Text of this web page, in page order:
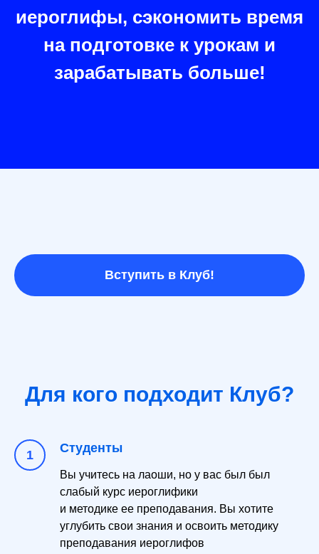
иероглифы, сэкономить время
на подготовке к урокам и
зарабатывать больше!
Вступить в Клуб!
Для кого подходит Клуб?
Студенты
Вы учитесь на лаоши, но у вас был был
слабый курс иероглифики
и методике ее преподавания. Вы хотите
углубить свои знания и освоить методику
преподавания иероглифов